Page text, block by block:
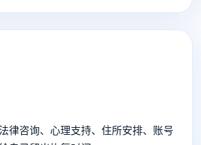
律咨询、心理支持、住所安排、账号